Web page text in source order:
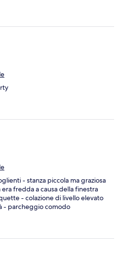
- stanza piccola ma graziosa
fredda a causa della finestra
- colazione di livello elevato
- parcheggio comodo